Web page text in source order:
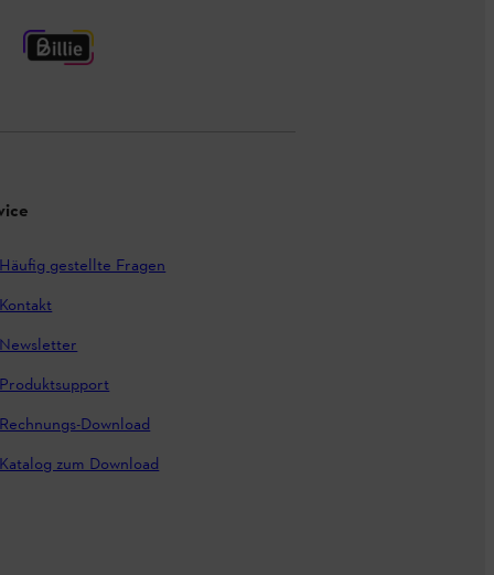
Häufig gestellte Fragen
Kontakt
Newsletter
Produktsupport
Rechnungs-Download
Katalog zum Download